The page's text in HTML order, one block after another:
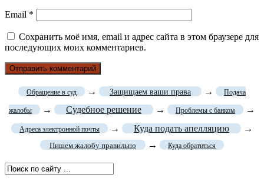
Email *
Сохранить моё имя, email и адрес сайта в этом браузере для
последующих моих комментариев.
Обращение в суд → Защищаем ваши права → Подача
жалобы → Судебное решение → Проблемы с банком →
Адреса электронной почты → Куда подать апелляцию →
Пишем жалобу правильно → Куда обратиться